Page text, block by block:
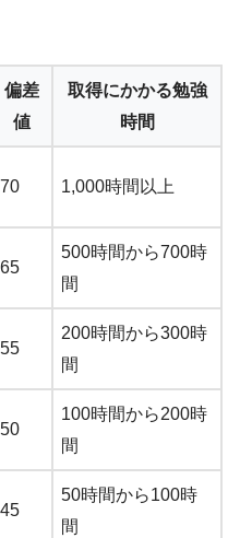
偏差
値
取得にかかる勉強
時間
70 1,000時間以上
65
500時間から700時
間
55
200時間から300時
間
50
100時間から200時
間
45
50時間から100時
間